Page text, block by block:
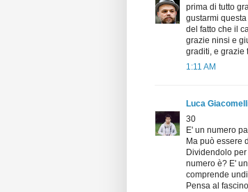
prima di tutto
gustarmi
del fatto che il
grazie ninsi e
graditi, e grazie
1:11 AM
Luca
30
E' un numero
Ma può essere
Dividendolo
numero è? E'
comprende
Pensa al